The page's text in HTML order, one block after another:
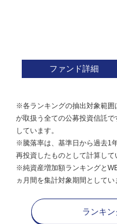
ファンド詳細
※各ランキングの抽出対象範囲
が取扱う全ての公募投資信託
しています。
※騰落率は、基準日から過去1
再投資したものとして計算して
※純資産増加額ランキングと
ヵ月間を集計対象期間としてい
ランキ